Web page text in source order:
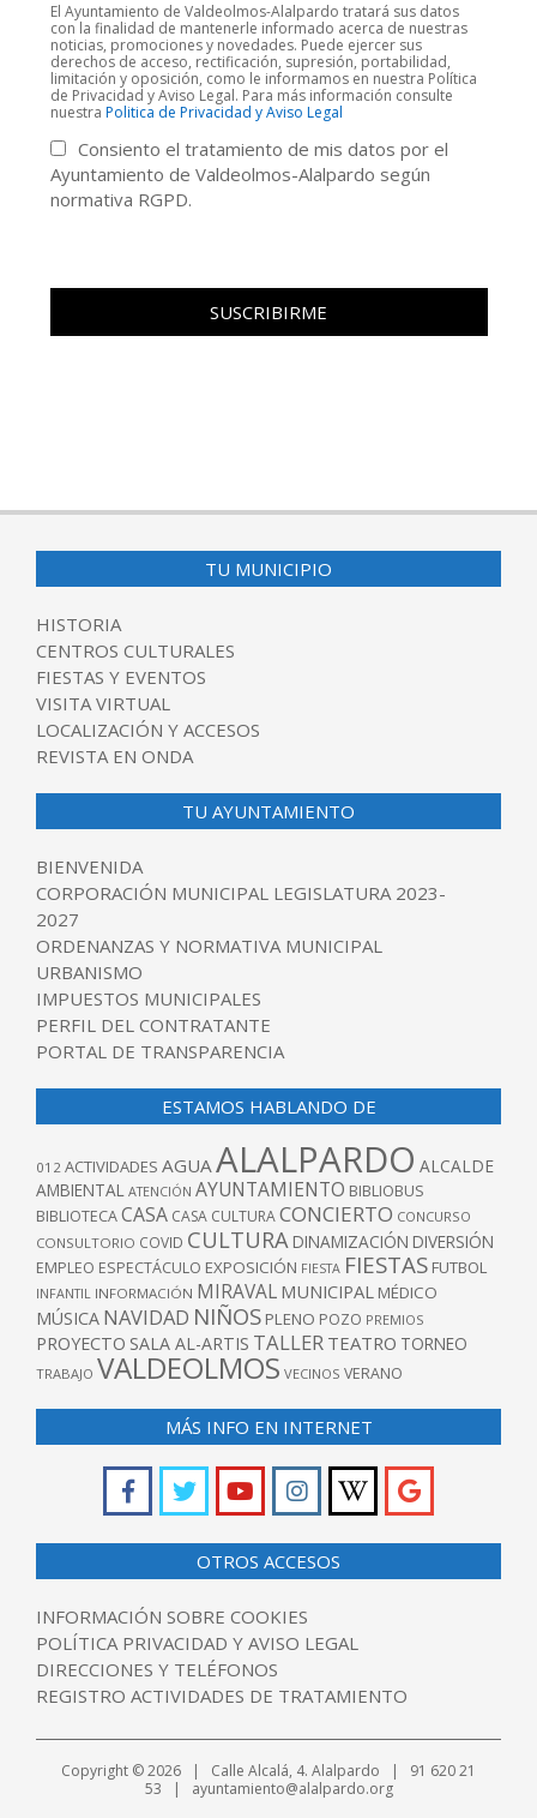
El Ayuntamiento de Valdeolmos-Alalpardo tratará sus datos
con la finalidad de mantenerle informado acerca de nuestras
noticias, promociones y novedades. Puede ejercer sus
derechos de acceso, rectificación, supresión, portabilidad,
limitación y oposición, como le informamos en nuestra Política
de Privacidad y Aviso Legal. Para más información consulte
nuestra Politica de Privacidad y Aviso Legal
Consiento el tratamiento de mis datos por el
Ayuntamiento de Valdeolmos-Alalpardo según
normativa RGPD.
TU MUNICIPIO
HISTORIA
CENTROS CULTURALES
FIESTAS Y EVENTOS
VISITA VIRTUAL
LOCALIZACIÓN Y ACCESOS
REVISTA EN ONDA
TU AYUNTAMIENTO
BIENVENIDA
CORPORACIÓN MUNICIPAL LEGISLATURA 2023-
2027
ORDENANZAS Y NORMATIVA MUNICIPAL
URBANISMO
IMPUESTOS MUNICIPALES
PERFIL DEL CONTRATANTE
PORTAL DE TRANSPARENCIA
ESTAMOS HABLANDO DE
012 ACTIVIDADES AGUAALALPARDO ALCALDE
AMBIENTAL ATENCIÓN AYUNTAMIENTO BIBLIOBUS
BIBLIOTECACASA CASA CULTURACONCIERTO CONCURSO
CONSULTORIO COVID CULTURA DINAMIZACIÓN DIVERSIÓN
EMPLEO ESPECTÁCULO EXPOSICIÓN FIESTA FIESTAS FUTBOL
INFANTIL INFORMACIÓN MIRAVAL MUNICIPAL MÉDICO
MÚSICA NAVIDAD NIÑOS PLENO POZO PREMIOS
PROYECTO SALA AL-ARTIS TALLER TEATRO TORNEO
TRABAJO VALDEOLMOS VECINOS VERANO
MÁS INFO EN INTERNET
OTROS ACCESOS
INFORMACIÓN SOBRE COOKIES
POLÍTICA PRIVACIDAD Y AVISO LEGAL
DIRECCIONES Y TELÉFONOS
REGISTRO ACTIVIDADES DE TRATAMIENTO
Copyright © 2026 | Calle Alcalá, 4. Alalpardo | 91 620 21
53 | ayuntamiento@alalpardo.org